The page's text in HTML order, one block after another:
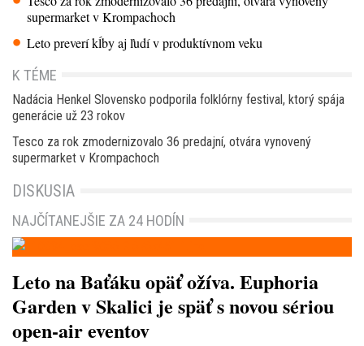
supermarket v Krompachoch
Leto preverí kĺby aj ľudí v produktívnom veku
K TÉME
Nadácia Henkel Slovensko podporila folklórny festival, ktorý spája
generácie už 23 rokov
Tesco za rok zmodernizovalo 36 predajní, otvára vynovený
supermarket v Krompachoch
DISKUSIA
NAJČÍTANEJŠIE ZA 24 HODÍN
Leto na Baťáku opäť ožíva. Euphoria
Garden v Skalici je späť s novou sériou
open-air eventov